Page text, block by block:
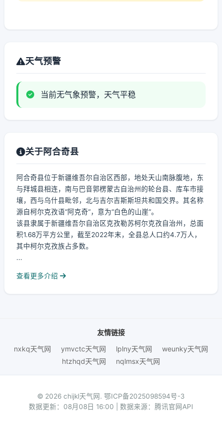
天气预警
当前无气象预警，天气平稳
关于阿合奇县
阿合奇县位于新疆维吾尔自治区西部，地处天山南脉腹地，东
与拜城县相连，南与巴音郭楞蒙古自治州的轮台县、库车市接
壤，西与乌什县毗邻，北与吉尔吉斯斯坦共和国交界。其名称
源自柯尔克孜语“阿克奇”，意为“白色的山崖”。
该县隶属于新疆维吾尔自治区克孜勒苏柯尔克孜自治州，总面
积1.68万平方公里，截至2022年末，全县总人口约4.7万人，
其中柯尔克孜族占多数。
...
查看更多介绍
友情链接
nxkq天气网
ymvctc天气网 lplny天气网
weunky天气网
htzhqd天气网
nqlmsx天气网
© 2026 chijkl天气网. 鄂ICP备2025098594号-3
数据更新：08月08日 16:00 | 数据来源：腾讯官网API